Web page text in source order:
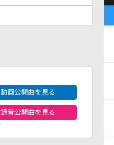
動画公開曲を見る
録音公開曲を見る